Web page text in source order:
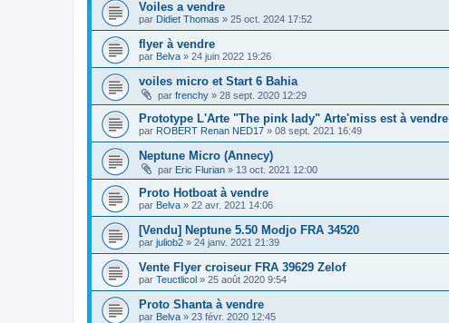
Voiles a vendre
par Didiet Thomas » 25 oct. 2024 17:52
flyer à vendre
par Belva » 24 juin 2022 19:26
voiles micro et Start 6 Bahia
par frenchy » 28 sept. 2020 12:29
Prototype L'Arte "The pink lady" Arte'miss est à vendre
par ROBERT Renan NED17 » 08 sept. 2021 16:49
Neptune Micro (Annecy)
par Eric Flurian » 13 oct. 2021 12:00
Proto Hotboat à vendre
par Belva » 22 avr. 2021 14:06
[Vendu] Neptune 5.50 Modjo FRA 34520
par juliob2 » 24 janv. 2021 21:39
Vente Flyer croiseur FRA 39629 Zelof
par Teuctlicol » 25 août 2020 9:54
Proto Shanta à vendre
par Belva » 23 févr. 2020 12:45